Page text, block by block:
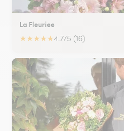
La Fleuriee
★★★★★4.7/5 (16)